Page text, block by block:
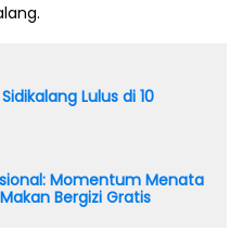
Lulus di 10
Momentum Menata
Bergizi Gratis